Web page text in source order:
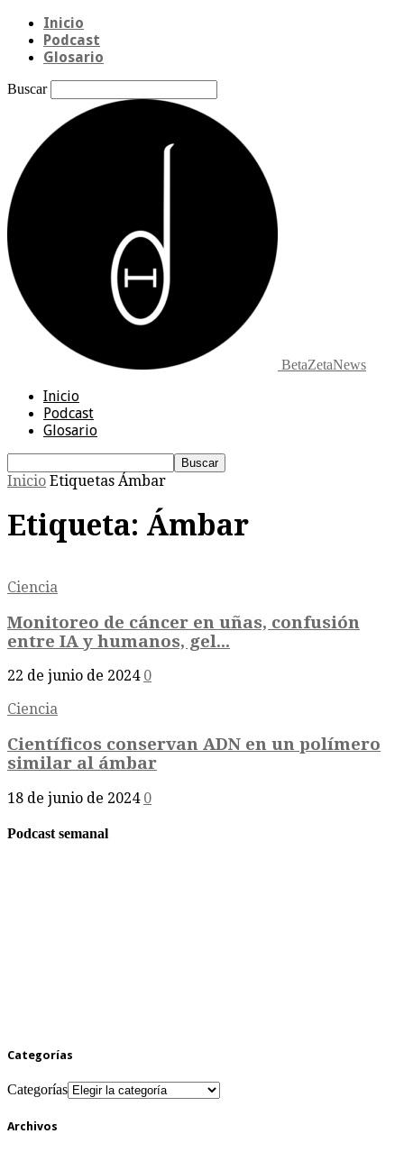
Inicio
Podcast
Glosario
Buscar
BetaZetaNews
Inicio
Podcast
Glosario
Inicio Etiquetas Ámbar
Etiqueta: Ámbar
Ciencia
Monitoreo de cáncer en uñas, confusión
entre IA y humanos, gel...
22 de junio de 2024 0
Ciencia
Científicos conservan ADN en un polímero
similar al ámbar
18 de junio de 2024 0
Podcast semanal
Categorías
Categorías
Archivos